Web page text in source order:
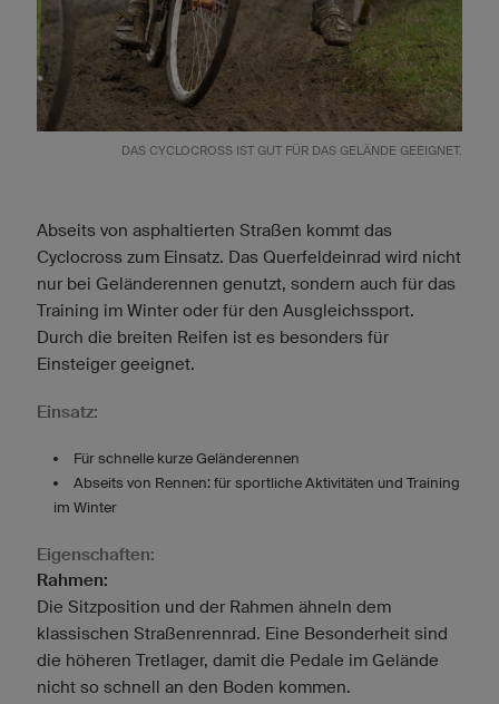
DAS CYCLOCROSS IST GUT FÜR DAS GELÄNDE GEEIGNET.
Abseits von asphaltierten Straßen kommt das
Cyclocross zum Einsatz. Das Querfeldeinrad wird nicht
nur bei Geländerennen genutzt, sondern auch für das
Training im Winter oder für den Ausgleichssport.
Durch die breiten Reifen ist es besonders für
Einsteiger geeignet.
Einsatz:
Für schnelle kurze Geländerennen
Abseits von Rennen: für sportliche Aktivitäten und Training
im Winter
Eigenschaften:
Rahmen:
Die Sitzposition und der Rahmen ähneln dem
klassischen Straßenrennrad. Eine Besonderheit sind
die höheren Tretlager, damit die Pedale im Gelände
nicht so schnell an den Boden kommen.